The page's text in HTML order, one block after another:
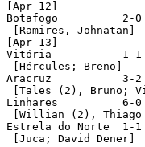
[Apr 12]
Botafogo	  2-0  Rio Branco
[Ramires, Johnatan]
[Apr 13]
Vitória		  1-1  São Mateus
[Hércules; Breno]
Aracruz		  3-2  Real Noroeste
[Tales (2), Bruno;
Linhares	  6-0  Espírito Santo
[Willian (2), Thiago
Estrela	do Norte  1-1  Desportiva
[Juca; David Dener]